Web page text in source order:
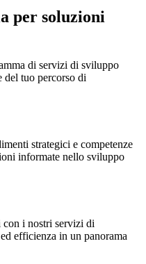
per soluzioni
di servizi di sviluppo
del tuo percorso di
strategici e competenze
informate nello sviluppo
con i nostri servizi di
efficienza in un panorama